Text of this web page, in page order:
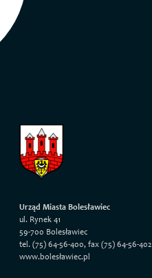
Urząd Miasta Bolesławiec
ul. Rynek 41
59-700 Bolesławiec
tel. (75) 64-56-400, fax (75) 64-56-402
www.bolesławiec.pl